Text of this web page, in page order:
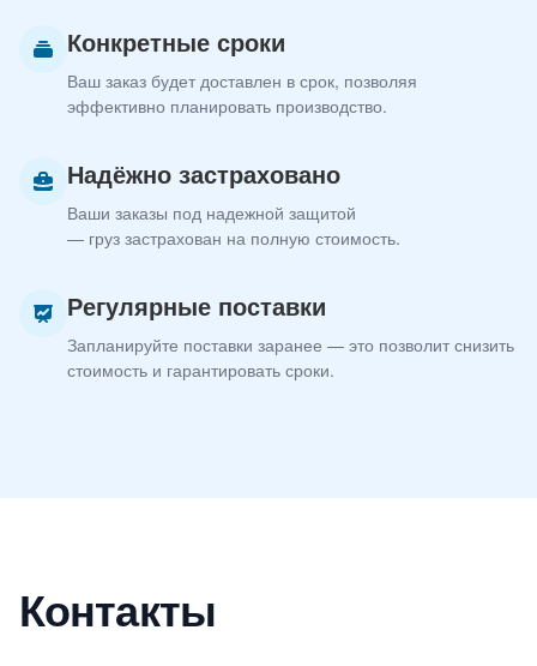
Конкретные сроки
Ваш заказ будет доставлен в срок, позволяя
эффективно планировать производство.
Надёжно застраховано
Ваши заказы под надежной защитой
— груз застрахован на полную стоимость.
Регулярные поставки
Запланируйте поставки заранее — это позволит снизить
стоимость и гарантировать сроки.
Контакты